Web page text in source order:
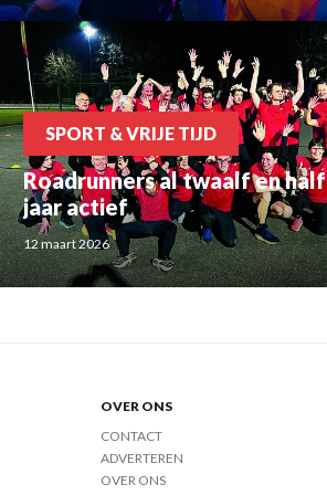
SPORT & VRIJE TIJD
Roadrunners al twaalf en half
jaar actief
12 maart 2026
OVER ONS
CONTACT
ADVERTEREN
OVER ONS